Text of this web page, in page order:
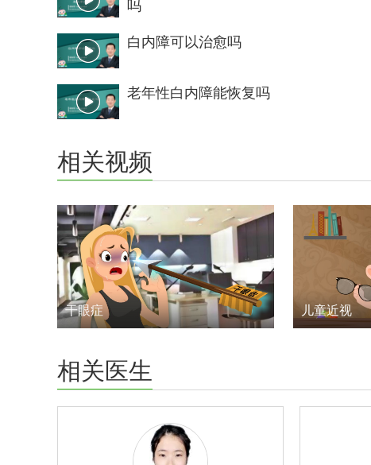
吗
白内障可以治愈吗
老年性白内障能恢复吗
相关视频
干眼症 儿童近视
相关医生